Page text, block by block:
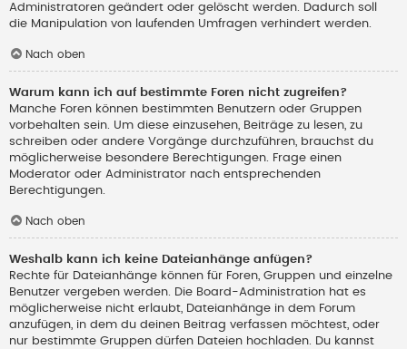
Administratoren geändert oder gelöscht werden. Dadurch soll
die Manipulation von laufenden Umfragen verhindert werden.
Nach oben
Warum kann ich auf bestimmte Foren nicht zugreifen?
Manche Foren können bestimmten Benutzern oder Gruppen
vorbehalten sein. Um diese einzusehen, Beiträge zu lesen, zu
schreiben oder andere Vorgänge durchzuführen, brauchst du
möglicherweise besondere Berechtigungen. Frage einen
Moderator oder Administrator nach entsprechenden
Berechtigungen.
Nach oben
Weshalb kann ich keine Dateianhänge anfügen?
Rechte für Dateianhänge können für Foren, Gruppen und einzelne
Benutzer vergeben werden. Die Board-Administration hat es
möglicherweise nicht erlaubt, Dateianhänge in dem Forum
anzufügen, in dem du deinen Beitrag verfassen möchtest, oder
nur bestimmte Gruppen dürfen Dateien hochladen. Du kannst